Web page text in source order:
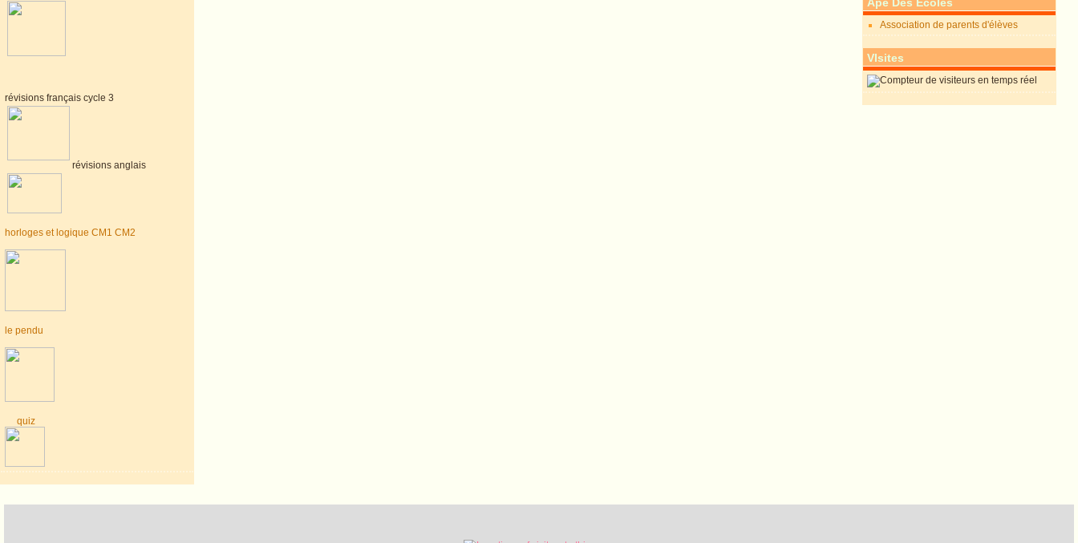
révisions français cycle 3
révisions anglais
horloges et logique CM1 CM2
le pendu
quiz
Association de parents d'élèves
VIsites